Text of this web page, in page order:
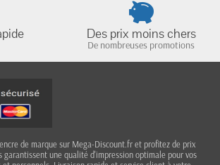
Des prix moins chers
De nombreuses promotions
de marque sur Mega-Discount.fr et profitez de prix
garantissent une qualité d'impression optimale pour vos